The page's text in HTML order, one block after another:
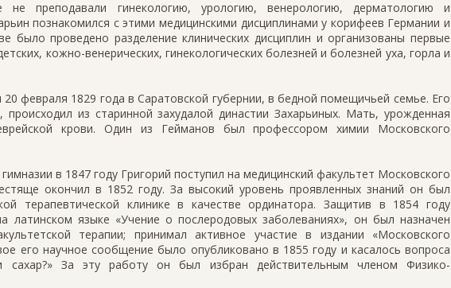
не преподавали гинекологию, урологию, венерологию, дерматологию и
познакомился с этими медицинскими дисциплинами у корифеев Германии и
было проведено разделение клинических дисциплин и организованы первые
кожно-венерических, гинекологических болезней и болезней уха, горла и
20 февраля 1829 года в Саратовской губернии, в бедной помещичьей семье. Его
из старинной захудалой династии Захарьиных. Мать, урожденная
крови. Один из Гейманов был профессором химии Московского
в 1847 году Григорий поступил на медицинский факультет Московского
окончил в 1852 году. За высокий уровень проявленных знаний он был
терапевтической клинике в качестве ординатора. Защитив в 1854 году
латинском языке «Учение о послеродовых заболеваниях», он был назначен
терапии; принимал активное участие в издании «Московского
его научное сообщение было опубликовано в 1855 году и касалось вопроса
сахар?» За эту работу он был избран действительным членом Физико-